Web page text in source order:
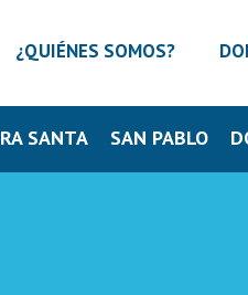
¿QUIÉNES SOMOS?
SANTA SAN PABLO